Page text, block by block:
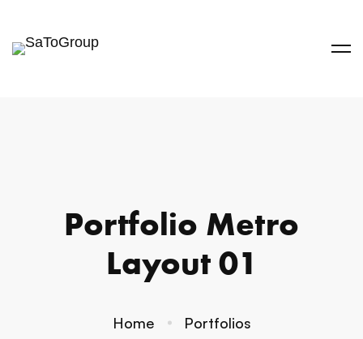
Portfolio Metro
Layout 01
Home
Portfolios